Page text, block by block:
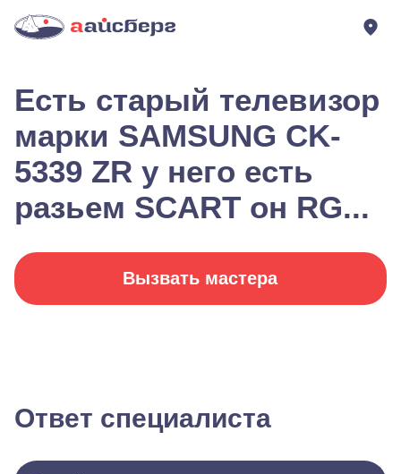
Есть старый телевизор
марки SAMSUNG CK-
5339 ZR у него есть
разьем SCART он RG...
Вызвать мастера
Ответ специалиста